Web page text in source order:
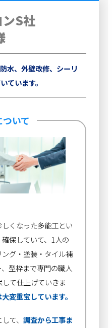
S社
水、外壁改修、シーリ
ています。
いて
くなった多能工とい
保していて、1人の
グ・塗装・タイル補
型枠まで専門の職人
て仕上げていきま
変重宝しています。
して、調査から工事ま